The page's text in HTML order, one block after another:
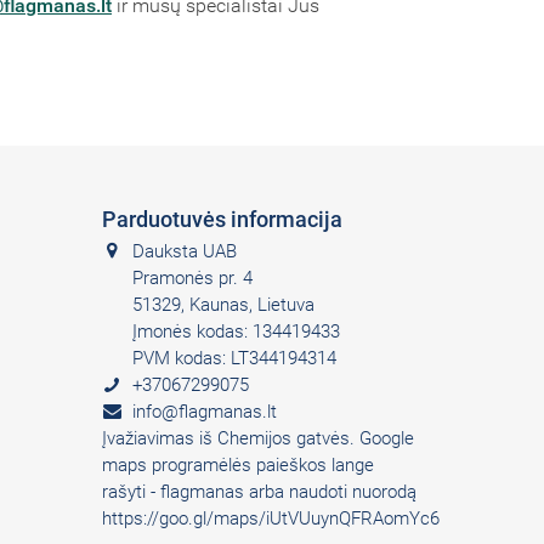
ir mūsų specialistai Jus
Parduotuvės informacija
Dauksta UAB
Pramonės pr. 4
51329, Kaunas, Lietuva
Įmonės kodas: 134419433
PVM kodas: LT344194314
+37067299075
info@flagmanas.lt
Įvažiavimas iš Chemijos gatvės. Google
maps programėlės paieškos lange
rašyti - flagmanas arba naudoti nuorodą
https://goo.gl/maps/iUtVUuynQFRAomYc6